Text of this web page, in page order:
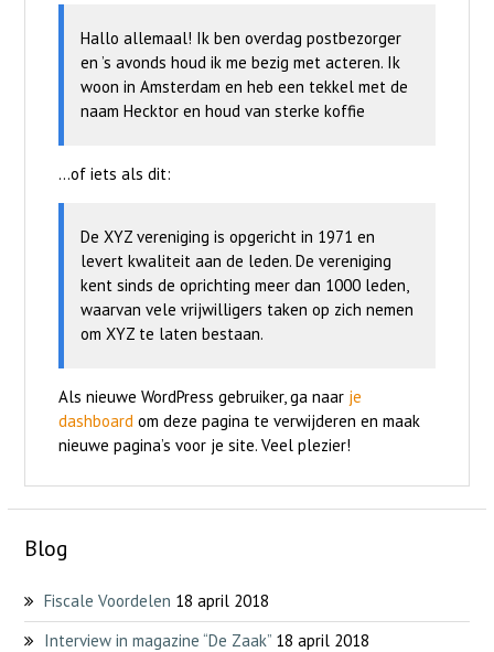
Hallo allemaal! Ik ben overdag postbezorger
en ’s avonds houd ik me bezig met acteren. Ik
woon in Amsterdam en heb een tekkel met de
naam Hecktor en houd van sterke koffie
…of iets als dit:
De XYZ vereniging is opgericht in 1971 en
levert kwaliteit aan de leden. De vereniging
kent sinds de oprichting meer dan 1000 leden,
waarvan vele vrijwilligers taken op zich nemen
om XYZ te laten bestaan.
Als nieuwe WordPress gebruiker, ga naar je
dashboardom deze pagina te verwijderen en maak
nieuwe pagina’s voor je site. Veel plezier!
Blog
Fiscale Voordelen 18 april 2018
Interview in magazine “De Zaak” 18 april 2018